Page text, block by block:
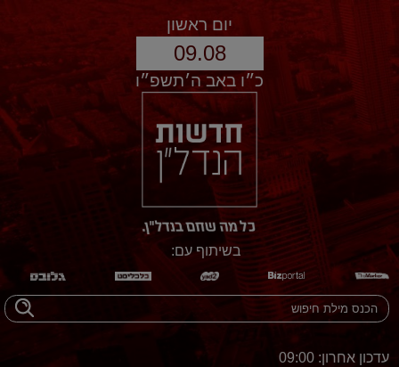
יום ראשון
09.08
כ״ו באב ה׳תשפ״ו
בשיתוף עם:
עדכון אחרון: 09:00